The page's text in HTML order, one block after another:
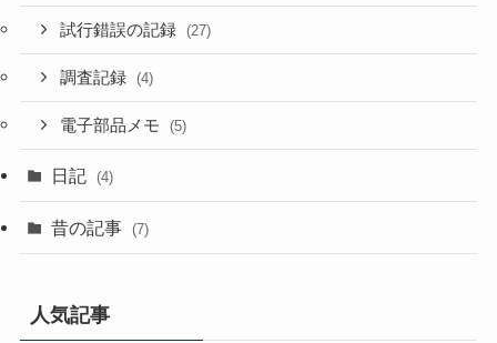
試行錯誤の記録 (27)
調査記録 (4)
電子部品メモ (5)
日記 (4)
昔の記事 (7)
人気記事